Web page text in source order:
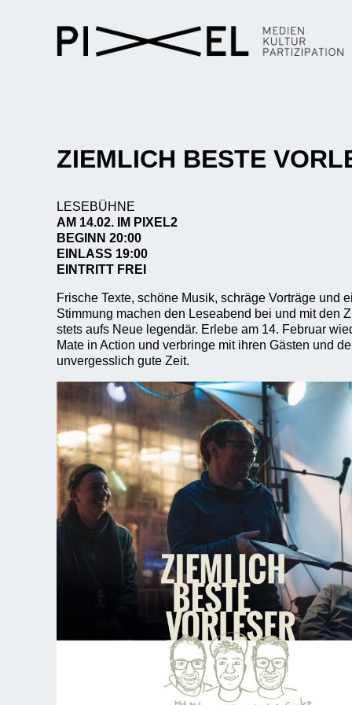
ZIEMLICH BESTE
LESEBÜHNE
AM 14.02.
IM PIXEL2
BEGINN 20:00
EINLASS 19:00
EINTRITT FREI
Frische Texte, schöne Musik, schräge Vorträge und
Stimmung machen den Leseabend bei und mit den
stets aufs Neue legendär. Erlebe am 14. Februar
Mate in Action und verbringe mit ihren Gästen und
unvergesslich gute Zeit.